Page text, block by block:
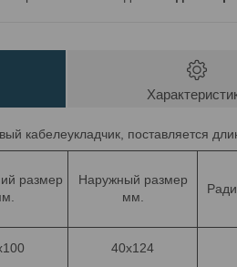
кабелеукладчик, поставляется
размер
Наружный размер
мм.
40x124